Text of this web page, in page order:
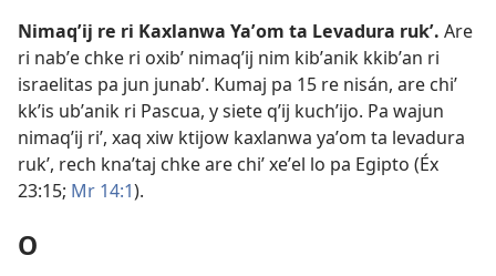
Nimaqʼij re ri Kaxlanwa Yaʼom ta Levadura rukʼ. Are
ri nabʼe chke ri oxibʼ nimaqʼij nim kibʼanik kkibʼan ri
israelitas pa jun junabʼ. Kumaj pa 15 re nisán, are chiʼ
kkʼis ubʼanik ri Pascua, y siete qʼij kuchʼijo. Pa wajun
nimaqʼij riʼ, xaq xiw ktijow kaxlanwa yaʼom ta levadura
rukʼ, rech knaʼtaj chke are chiʼ xeʼel lo pa Egipto (Éx
23:15; Mr 14:1).
O